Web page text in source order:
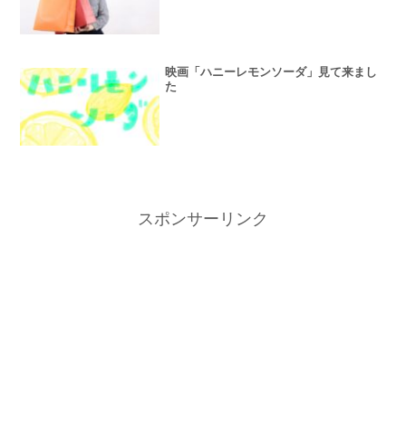
映画「ハニーレモンソーダ」見て来まし
た
スポンサーリンク